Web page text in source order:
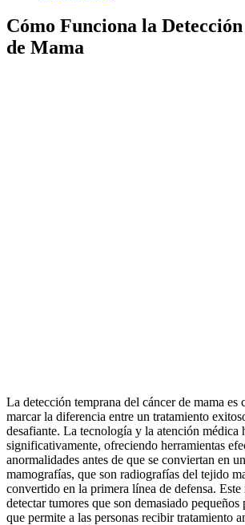
Cómo Funciona la
de Mama
La detección temprana del cáncer de mama es
marcar la diferencia entre un tratamiento
desafiante. La tecnología y la atención médica
significativamente, ofreciendo herramientas
anormalidades antes de que se conviertan en
mamografías, que son radiografías del tejido
convertido en la primera línea de defensa. Este
detectar tumores que son demasiado pequeños
que permite a las personas recibir tratamiento